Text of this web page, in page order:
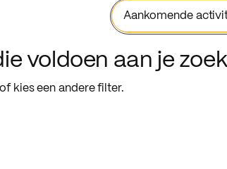
Aankomende
voldoen aan je
kies een andere filter.